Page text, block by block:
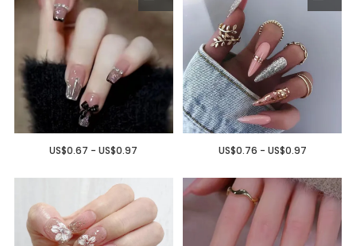
US$0.67 - US$0.97 US$0.76 - US$0.97